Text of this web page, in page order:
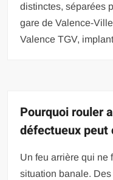
distinctes, séparées
gare de Valence-
Valence TGV,
Pourquoi rouler
défectueux
Un feu arrière qui ne
situation banale.